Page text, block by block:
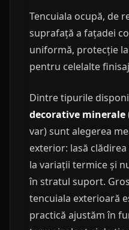
Tencuiala ocupă, de
suprafață a fațadei
uniformă, protecție
pentru celelalte
Dintre tipurile
decorative minerale
var) sunt alegerea
exterior: lasă
la variații termice și
în stratul suport.
tencuiala exterioară
practică ajustăm în